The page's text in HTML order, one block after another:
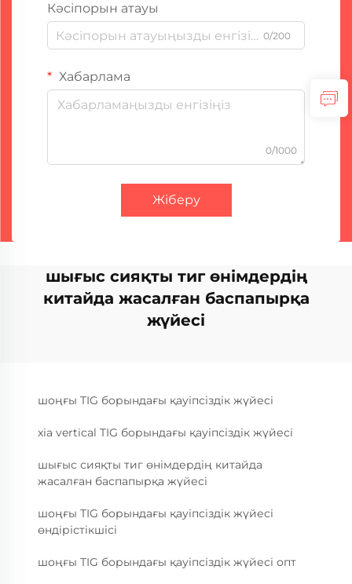
Кәсіпорын атауы
0/200
Хабарлама
0/1000
Жіберу
шығыс сияқты тиг өнімдердің
китайда жасалған баспапырқа
жүйесі
шоңғы TIG борындағы қауіпсіздік жүйесі
xia vertical TIG борындағы қауіпсіздік жүйесі
шығыс сияқты тиг өнімдердің китайда
жасалған баспапырқа жүйесі
шоңғы TIG борындағы қауіпсіздік жүйесі
өндірістікшісі
шоңғы TIG борындағы қауіпсіздік жүйесі опт